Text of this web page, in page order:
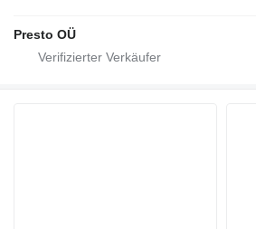
Presto OÜ